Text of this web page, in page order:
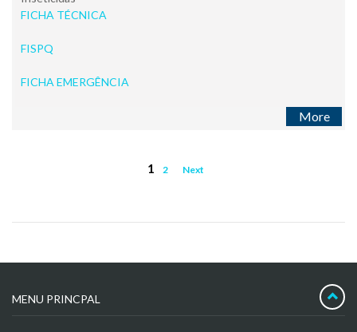
FICHA TÉCNICA
FISPQ
FICHA EMERGÊNCIA
More
1 2 Next
MENU PRINCPAL